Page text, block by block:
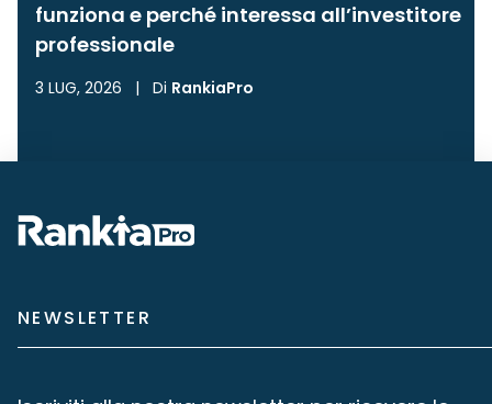
funziona e perché interessa all’investitore
professionale
3 LUG, 2026 | Di RankiaPro
NEWSLETTER